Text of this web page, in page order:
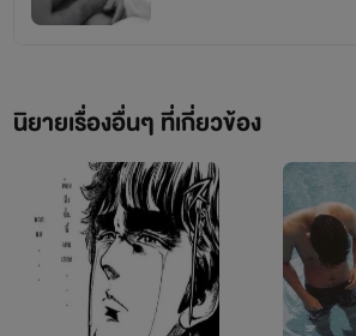
นิยายเรื่องอื่นๆ ที่เกี่ยวข้อง